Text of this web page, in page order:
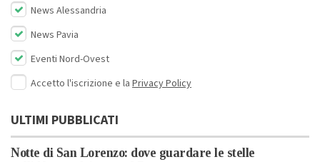
News Alessandria
News Pavia
Eventi Nord-Ovest
Accetto l'iscrizione e la Privacy Policy
ULTIMI PUBBLICATI
Notte di San Lorenzo: dove guardare le stelle